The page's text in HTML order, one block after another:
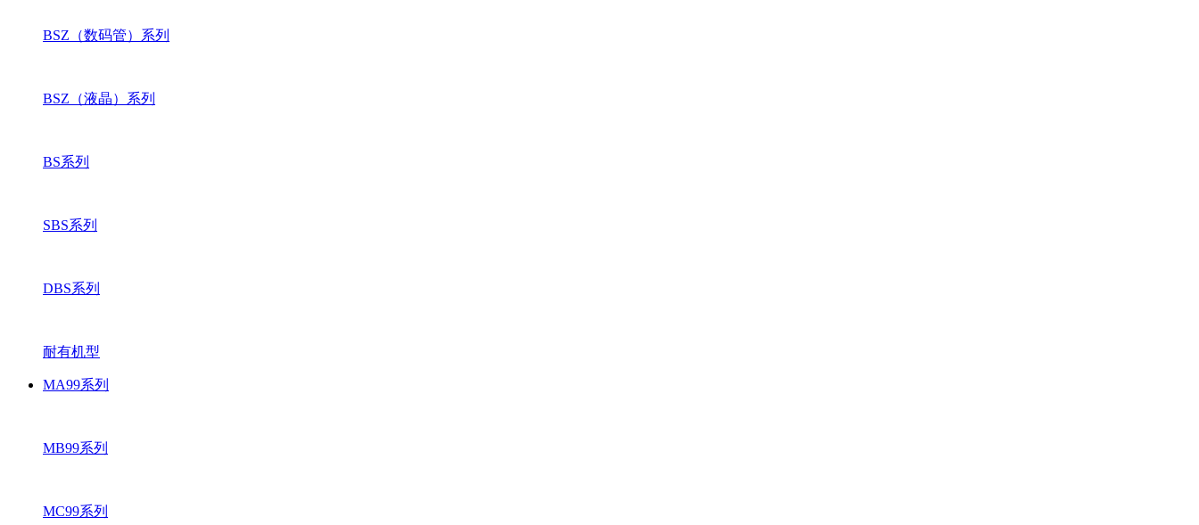
BSZ（数码管）系列
BSZ（液晶）系列
BS系列
SBS系列
DBS系列
耐有机型
MA99系列
MB99系列
MC99系列